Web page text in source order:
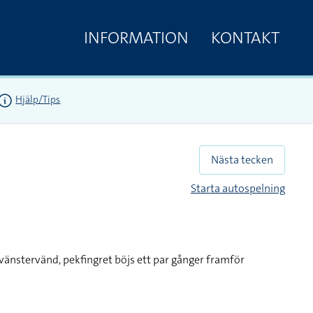
INFORMATION KONTAKT
Hjälp/Tips
Nästa tecken
Starta autospelning
pekfingret böjs ett par gånger framför